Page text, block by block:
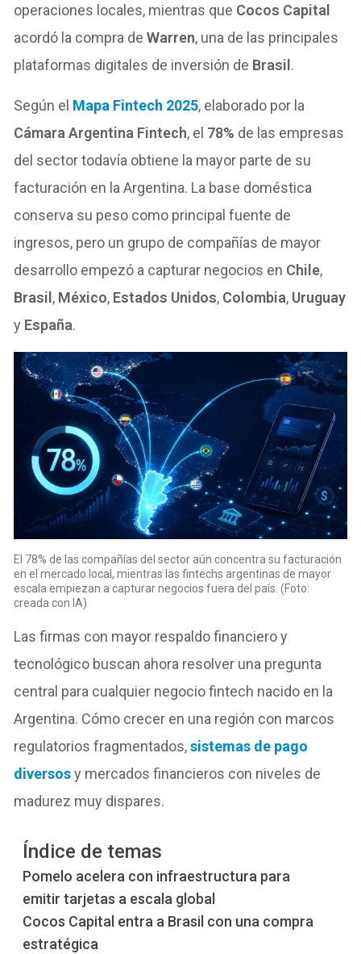
operaciones locales, mientras que Cocos Capital
acordó la compra deWarren, una de las principales
plataformas digitales de inversión de Brasil.
Según el Mapa Fintech 2025, elaborado por la
Cámara Argentina Fintech, el 78% de las empresas
del sector todavía obtiene la mayor parte de su
facturación en la Argentina. La base doméstica
conserva su peso como principal fuente de
ingresos, pero un grupo de compañías de mayor
desarrollo empezó a capturar negocios en Chile,
Brasil, México, Estados Unidos, Colombia, Uruguay
y España.
El 78% de las compañías del sector aún concentra su facturación
en el mercado local, mientras las fintechs argentinas de mayor
escala empiezan a capturar negocios fuera del país. (Foto:
creada con IA)
Las firmas con mayor respaldo financiero y
tecnológico buscan ahora resolver una pregunta
central para cualquier negocio fintech nacido en la
Argentina. Cómo crecer en una región con marcos
regulatorios fragmentados,sistemas de pago
diversosy mercados financieros con niveles de
madurez muy dispares.
Índice de temas
Pomelo acelera con infraestructura para
emitir tarjetas a escala global
Cocos Capital entra a Brasil con una compra
estratégica